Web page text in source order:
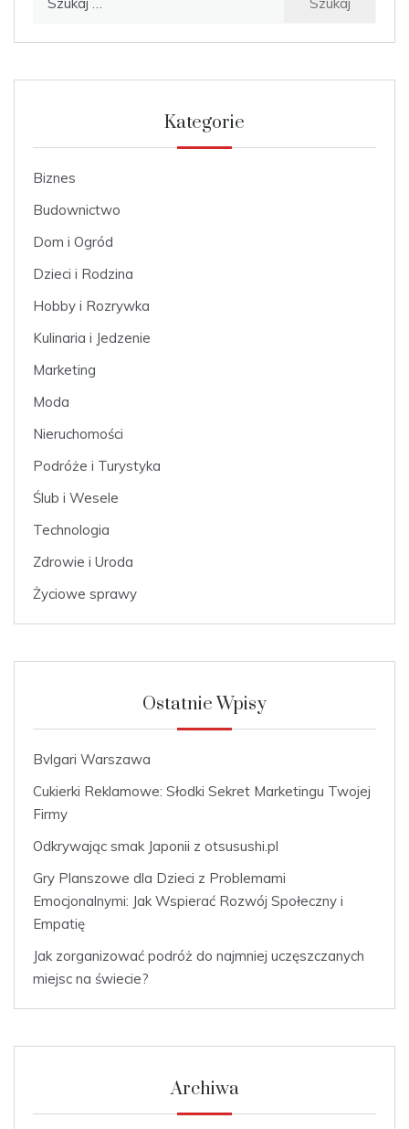
Kategorie
Biznes
Budownictwo
Dom i Ogród
Dzieci i Rodzina
Hobby i Rozrywka
Kulinaria i Jedzenie
Marketing
Moda
Nieruchomości
Podróże i Turystyka
Ślub i Wesele
Technologia
Zdrowie i Uroda
Życiowe sprawy
Ostatnie Wpisy
Bvlgari Warszawa
Cukierki Reklamowe: Słodki Sekret Marketingu Twojej
Firmy
Odkrywając smak Japonii z otsusushi.pl
Gry Planszowe dla Dzieci z Problemami
Emocjonalnymi: Jak Wspierać Rozwój Społeczny i
Empatię
Jak zorganizować podróż do najmniej uczęszczanych
miejsc na świecie?
Archiwa